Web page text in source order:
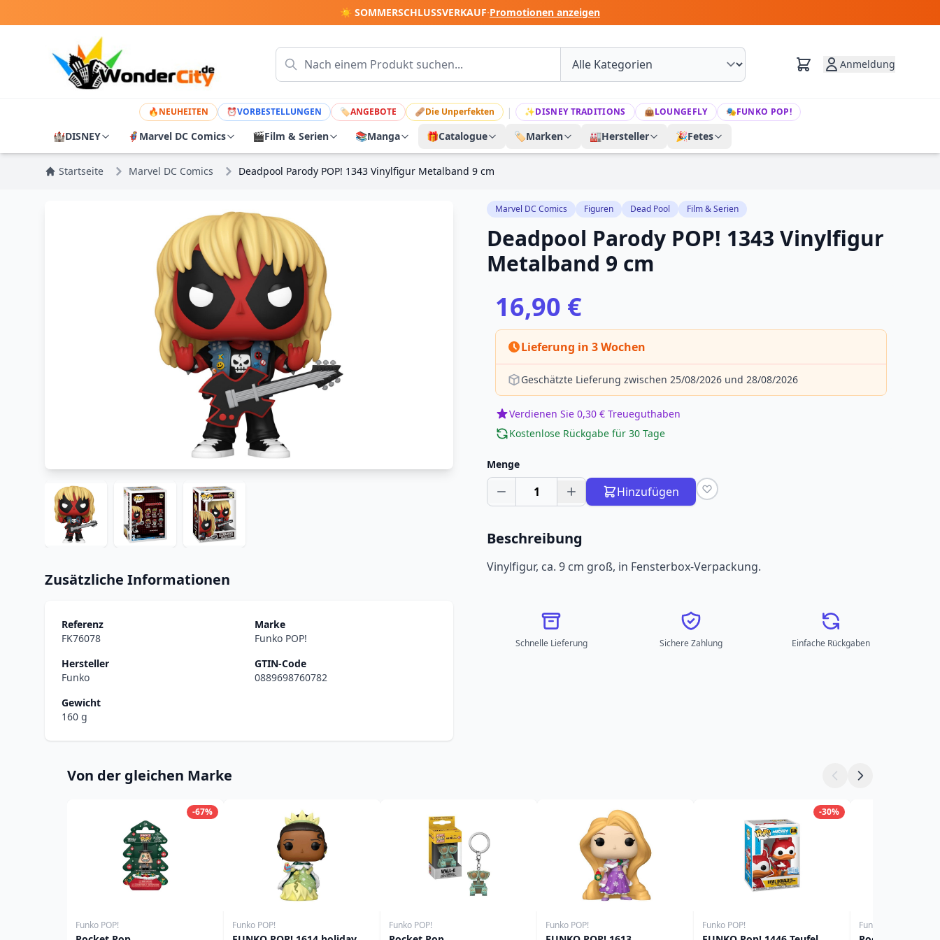
☀️ SOMMERSCHLUSSVERKAUF·Promotionen anzeigen
Anmeldung
🔥NEUHEITEN ⏰VORBESTELLUNGEN 🏷ANGEBOTE 🩹Die Unperfekten | ✨DISNEY TRADITIONS 👜LOUNGEFLY 🎭FUNKO POP!
🏰DISNEY 🦸 Marvel DC Comics 🎬Film & Serien 📚Manga 🎁Catalogue 🏷️Marken 🏭Hersteller 🎉Fetes
Startseite Marvel DC Comics Deadpool Parody POP! 1343 Vinylfigur Metalband 9 cm
Zusätzliche Informationen
Referenz
FK76078
Marke
Funko POP!
Hersteller
Funko
GTIN-Code
0889698760782
Gewicht
160 g
Marvel DC Comics Figuren Dead Pool Film & Serien
Deadpool Parody POP! 1343 Vinylfigur
Metalband 9 cm
16,90 €
Lieferung in 3 Wochen
Geschätzte Lieferung zwischen 25/08/2026 und 28/08/2026
Verdienen Sie 0,30 € Treueguthaben
Kostenlose Rückgabe für 30 Tage
Menge
1 Hinzufügen
Beschreibung
Vinylfigur, ca. 9 cm groß, in Fensterbox-Verpackung.
Schnelle Lieferung Sichere Zahlung Einfache Rückgaben
Von der gleichen Marke
-67%
Funko POP! Funko POP! Funko POP! Funko POP!
-30%
Funko POP! Funko POP!